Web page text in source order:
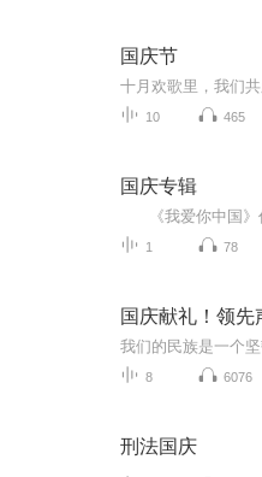
国庆节
10 465
国庆专辑
1 78
国庆献礼！领
8 6076
刑法国庆